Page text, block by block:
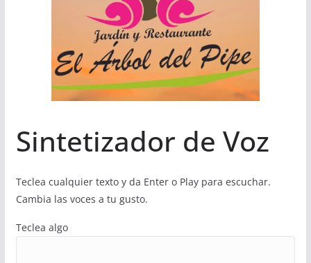
Sintetizador de Voz
Teclea cualquier texto y da Enter o Play para escuchar.
Cambia las voces a tu gusto.
Teclea algo